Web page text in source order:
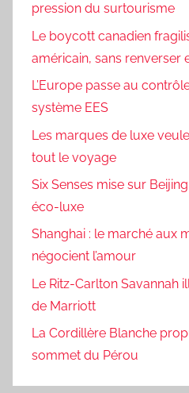
pression du surtourisme
Le boycott canadien
américain, sans renverser
L’Europe passe au
système EES
Les marques de luxe
tout le voyage
Six Senses mise sur
éco-luxe
Shanghai : le marché aux
négocient l’amour
Le Ritz-Carlton Savannah
de Marriott
La Cordillère Blanche
sommet du Pérou